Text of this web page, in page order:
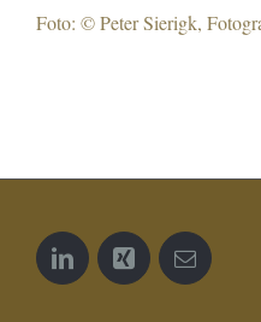
Foto: © Peter Sierigk,